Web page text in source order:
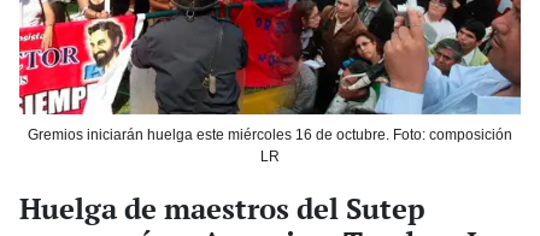
Gremios iniciarán huelga este miércoles 16 de octubre. Foto: composición
LR
Huelga de maestros del Sutep